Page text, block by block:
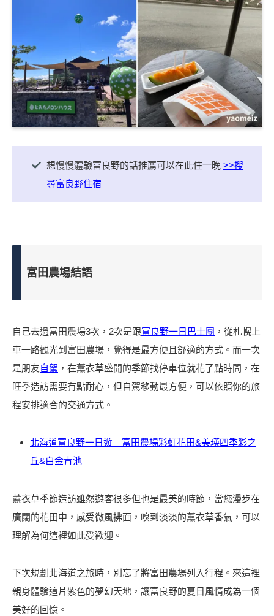
想慢慢體驗富良野的話推薦可以在此住一晚 >>搜
尋富良野住宿
富田農場結語
自己去過富田農場3次，2次是跟富良野一日巴士團 ，從札幌上
車一路觀光到富田農場，覺得是最方便且舒適的方式。而一次
是朋友自駕 ，在薰衣草盛開的季節找停車位就花了點時間，在
旺季造訪需要有點耐心，但自駕移動最方便，可以依照你的旅
程安排適合的交通方式。
北海道富良野一日遊｜富田農場彩虹花田&美瑛四季彩之
丘&白金青池
薰衣草季節造訪雖然遊客很多但也是最美的時節，當您漫步在
廣闊的花田中，感受微風拂面，嗅到淡淡的薰衣草香氣，可以
理解為何這裡如此受歡迎。
下次規劃北海道之旅時，別忘了將富田農場列入行程。來這裡
親身體驗這片紫色的夢幻天地，讓富良野的夏日風情成為一個
美好的回憶。